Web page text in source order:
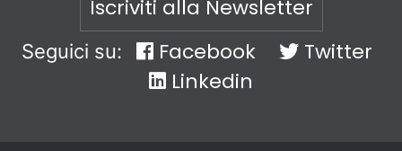
Iscriviti alla Newsletter
Seguici su: Facebook
Twitter
Linkedin